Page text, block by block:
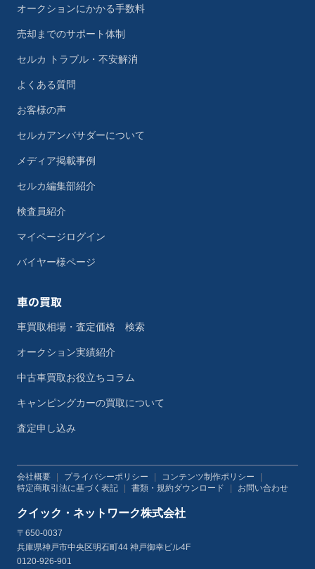
オークションにかかる手数料
売却までのサポート体制
セルカ トラブル・不安解消
よくある質問
お客様の声
セルカアンバサダーについて
メディア掲載事例
セルカ編集部紹介
検査員紹介
マイページログイン
バイヤー様ページ
車の買取
車買取相場・査定価格 検索
オークション実績紹介
中古車買取お役立ちコラム
キャンピングカーの買取について
査定申し込み
会社概要 プライバシーポリシー コンテンツ制作ポリシー
特定商取引法に基づく表記
書類・規約ダウンロード お問い合わせ
クイック・ネットワーク株式会社
〒650-0037
兵庫県神戸市中央区明石町44 神戸御幸ビル4F
0120-926-901